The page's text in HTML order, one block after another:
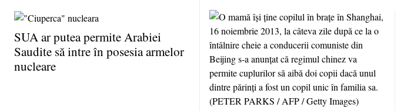
SUA ar putea permite Arabiei
Saudite să intre în posesia armelor
nucleare